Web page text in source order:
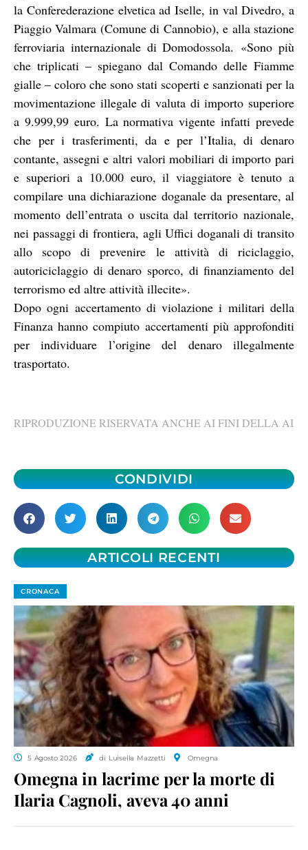
la Conferederazione elvetica ad Iselle, in val Divedro, a
Piaggio Valmara (Comune di Cannobio), e alla stazione
ferroviaria internazionale di Domodossola. «Sono più
che triplicati – spiegano dal Comando delle Fiamme
gialle – coloro che sono stati scoperti e sanzionati per la
movimentazione illegale di valuta di importo superiore
a 9.999,99 euro. La normativa vigente infatti prevede
che per i trasferimenti, da e per l’Italia, di denaro
contante, assegni e altri valori mobiliari di importo pari
e superiori a 10.000 euro, il viaggiatore è tenuto a
compilare una dichiarazione doganale da presentare, al
momento dell’entrata o uscita dal territorio nazionale,
nei passaggi di frontiera, agli Uffici doganali di transito
allo scopo di prevenire le attività di riciclaggio,
autoriciclaggio di denaro sporco, di finanziamento del
terrorismo ed altre attività illecite».
Dopo ogni accertamento di violazione i militari della
Finanza hanno compiuto accertamenti più approfonditi
per individuare l’origine del denaro illegalmente
trasportato.
RIPRODUZIONE RISERVATA ANCHE AI FINI DELLA AI
CONDIVIDI
ARTICOLI RECENTI
CRONACA
5 Agosto 2026 di Luisella Mazzetti Omegna
Omegna in lacrime per la morte di
Ilaria Cagnoli, aveva 40 anni